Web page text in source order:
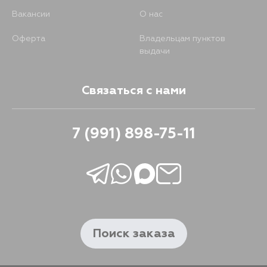
Вакансии О нас
Оферта
Владельцам пунктов
выдачи
Связаться с нами
7 (991) 898-75-11
Поиск заказа